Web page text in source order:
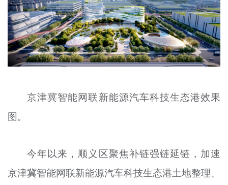
京津冀智能网联新能源汽车科技生态港效果
图。
今年以来，顺义区聚焦补链强链延链，加速
京津冀智能网联新能源汽车科技生态港土地整理、